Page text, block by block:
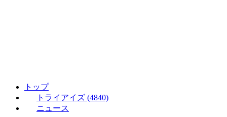
トップ
トライアイズ (4840)
ニュース